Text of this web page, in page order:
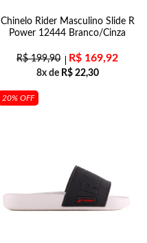
Chinelo Rider Masculino Slide R
Power 12444 Branco/Cinza
R$199,90 R$ 169,92
8x de R$22,30
20% OFF